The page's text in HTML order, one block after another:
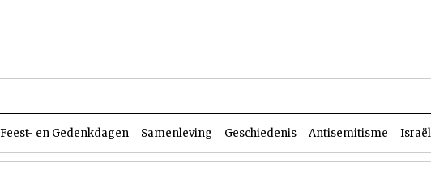
Feest- en Gedenkdagen Samenleving Geschiedenis Antisemitisme Israël